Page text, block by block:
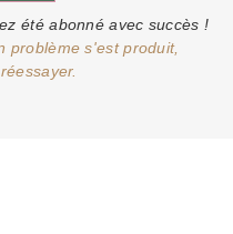
été abonné avec succès !
problème s'est produit,